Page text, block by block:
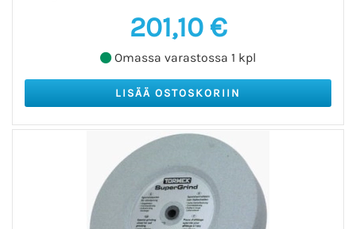
201,10 €
Omassa varastossa 1 kpl